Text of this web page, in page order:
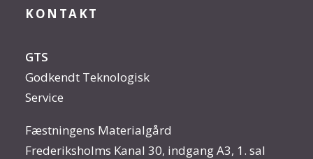
KONTAKT
GTS
Godkendt Teknologisk
Service
Fæstningens Materialgård
Frederiksholms Kanal 30, indgang A3, 1. sal